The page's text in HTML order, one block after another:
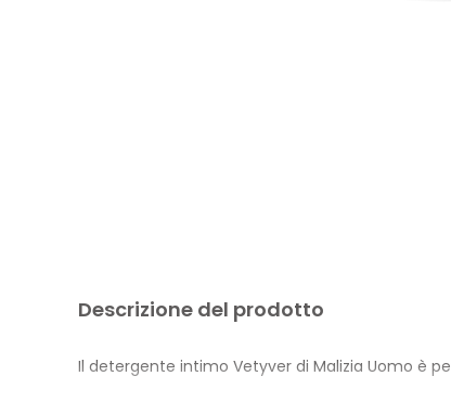
Descrizione del prodotto
Il detergente intimo Vetyver di Malizia Uomo è